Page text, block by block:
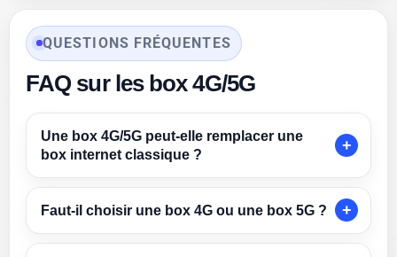
QUESTIONS FRÉQUENTES
FAQ sur les box 4G/5G
Une box 4G/5G peut-elle remplacer une
box internet classique ?
Faut-il choisir une box 4G ou une box 5G ?